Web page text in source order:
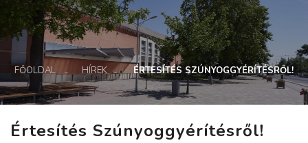
FŐOLDAL HÍREK ÉRTESÍTÉS SZÚNYOGGYÉRÍTÉSRŐL!
Értesítés Szúnyoggyérítésről!